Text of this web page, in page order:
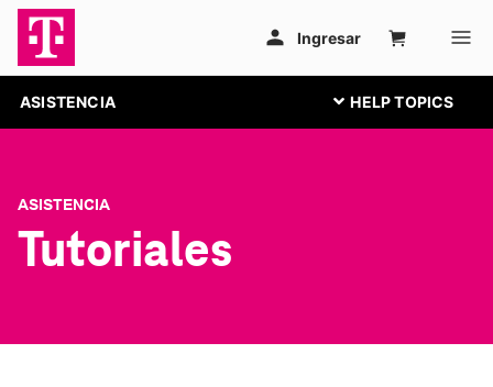
ASISTENCIA
ASISTENCIA
Tutoriales